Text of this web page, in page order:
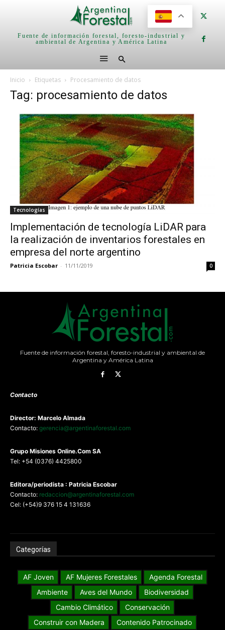
Fuente de información forestal, foresto-industrial y
ambiental de Argentina y América Latina
Inicio Etiquetas Procesamiento de datos
Tag: procesamiento de datos
Tecnologías
Implementación de tecnología LiDAR para
la realización de inventarios forestales en
empresa del norte argentino
Patricia Escobar - 11/11/2019 0
Fuente de información forestal, foresto-industrial y ambiental de
Argentina y América Latina
Contacto
Director: Marcelo Almada
Contacto: gerencia@argentinaforestal.com
Grupo Misiones Online.Com SA
Tel: +54 (0376) 4425800
Editora/periodista : Patricia Escobar
Contacto: redaccion@argentinaforestal.com
Cel: (+54)9 376 15 4 131636
Categorías
AF Joven AF Mujeres Forestales
Agenda Forestal
Ambiente
Aves del Mundo
Biodiversidad
Cambio Climático
Conservación
Construir con Madera
Contenido Patrocinado